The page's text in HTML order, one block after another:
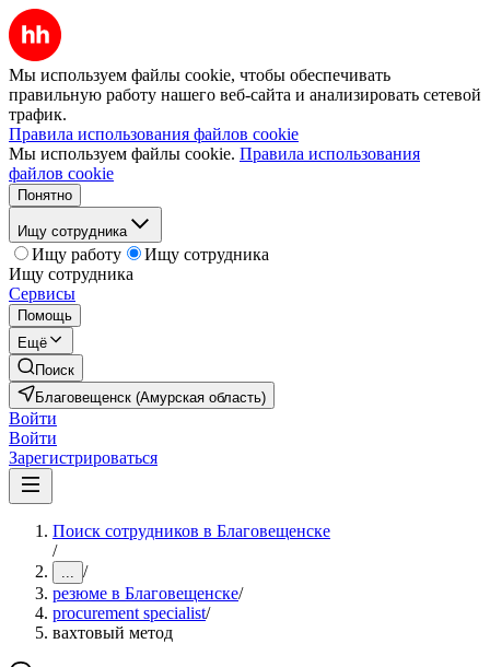
Мы используем файлы cookie, чтобы обеспечивать
правильную работу нашего веб-сайта и анализировать сетевой
трафик.
Правила использования файлов cookie
Мы используем файлы cookie. Правила использования
файлов cookie
Понятно
Ищу сотрудника
Ищу работу
Ищу сотрудника
Ищу сотрудника
Сервисы
Помощь
Ещё
Поиск
Благовещенск (Амурская область)
Войти
Войти
Зарегистрироваться
Поиск сотрудников в Благовещенске
/
... /
резюме в Благовещенске/
procurement specialist/
вахтовый метод